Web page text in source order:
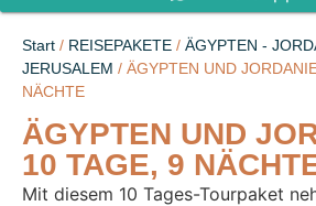
Start / REISEPAKETE / ÄGYPTEN -
JERUSALEM / ÄGYPTEN UND
NÄCHTE
ÄGYPTEN UND
10 TAGE, 9
Mit diesem 10 Tages-Tourpaket